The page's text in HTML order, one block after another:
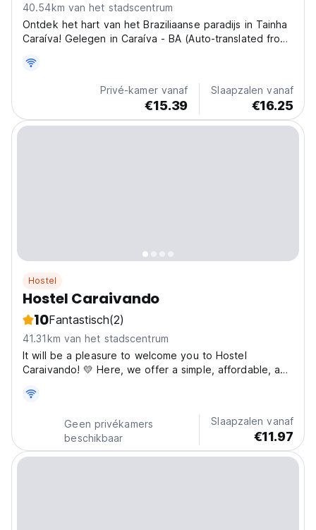
40.54km van het stadscentrum
Ontdek het hart van het Braziliaanse paradijs in Tainha
Caraíva! Gelegen in Caraíva - BA (Auto-translated from
Privé-kamer vanaf
€15.39
Slaapzalen vanaf
€16.25
Hostel
Hostel Caraivando
10Fantastisch(2)
41.31km van het stadscentrum
It will be a pleasure to welcome you to Hostel
Caraivando! 💛 Here, we offer a simple, affordable, and
Caraíva. We hope your stay is light, comfortable, and
full of great memories ✨ To ensure everyone’s well-
Geen privékamers
beschikbaar
Slaapzalen vanaf
€11.97